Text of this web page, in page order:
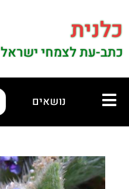
כלנית
כתב-עת לצמחי ישראל
נושאים